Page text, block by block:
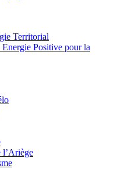
Territorial
Positive pour la
l’Ariège